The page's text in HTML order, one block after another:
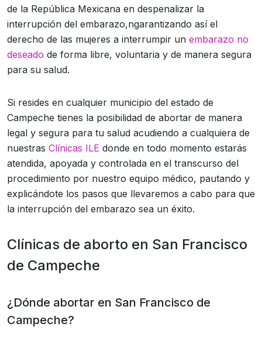
de la República Mexicana en despenalizar la
interrupción del embarazo,ngarantizando así el
derecho de las mujeres a interrumpir un embarazo no
deseado de forma libre, voluntaria y de manera segura
para su salud.
Si resides en cualquier municipio del estado de
Campeche tienes la posibilidad de abortar de manera
legal y segura para tu salud acudiendo a cualquiera de
nuestras Clínicas ILE donde en todo momento estarás
atendida, apoyada y controlada en el transcurso del
procedimiento por nuestro equipo médico, pautando y
explicándote los pasos que llevaremos a cabo para que
la interrupción del embarazo sea un éxito.
Clínicas de aborto en San Francisco
de Campeche
¿Dónde abortar en San Francisco de
Campeche?